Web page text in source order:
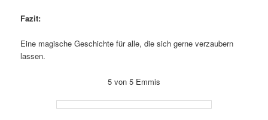
Fazit:
Eine magische Geschichte für alle, die sich gerne verzaubern
lassen.
5 von 5 Emmis